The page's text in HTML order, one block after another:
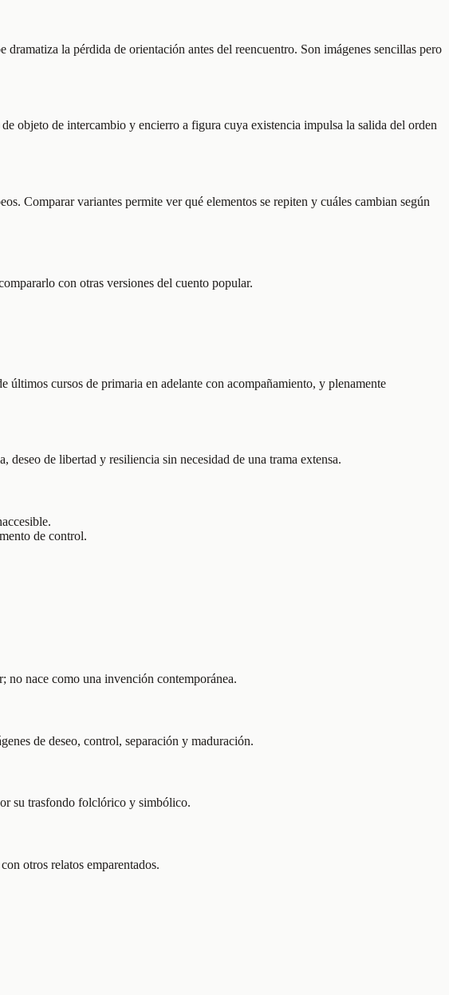
la pérdida de orientación antes del reencuentro. Son imágenes sencillas pero
objeto de intercambio y encierro a figura cuya existencia impulsa la salida del orden
Comparar variantes permite ver qué elementos se repiten y cuáles cambian según
con otras versiones del cuento popular.
cursos de primaria en adelante con acompañamiento, y plenamente
de libertad y resiliencia sin necesidad de una trama extensa.
de control.
nace como una invención contemporánea.
de deseo, control, separación y maduración.
su trasfondo folclórico y simbólico.
otros relatos emparentados.